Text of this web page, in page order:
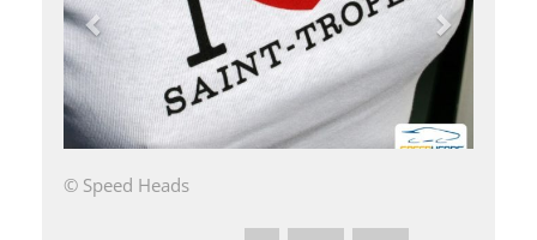
© Speed Heads